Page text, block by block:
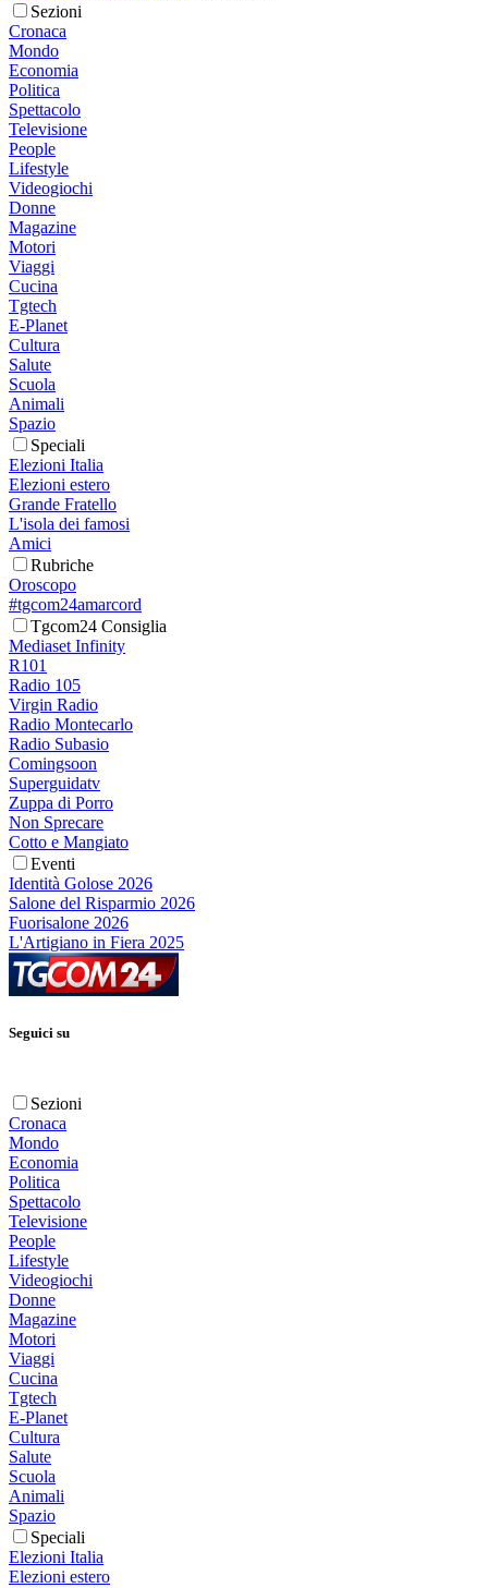
Sezioni
Cronaca
Mondo
Economia
Politica
Spettacolo
Televisione
People
Lifestyle
Videogiochi
Donne
Magazine
Motori
Viaggi
Cucina
Tgtech
E-Planet
Cultura
Salute
Scuola
Animali
Spazio
Speciali
Elezioni Italia
Elezioni estero
Grande Fratello
L'isola dei famosi
Amici
Rubriche
Oroscopo
#tgcom24amarcord
Tgcom24 Consiglia
Mediaset Infinity
R101
Radio 105
Virgin Radio
Radio Montecarlo
Radio Subasio
Comingsoon
Superguidatv
Zuppa di Porro
Non Sprecare
Cotto e Mangiato
Eventi
Identità Golose 2026
Salone del Risparmio 2026
Fuorisalone 2026
L'Artigiano in Fiera 2025
Seguici su
Sezioni
Cronaca
Mondo
Economia
Politica
Spettacolo
Televisione
People
Lifestyle
Videogiochi
Donne
Magazine
Motori
Viaggi
Cucina
Tgtech
E-Planet
Cultura
Salute
Scuola
Animali
Spazio
Speciali
Elezioni Italia
Elezioni estero